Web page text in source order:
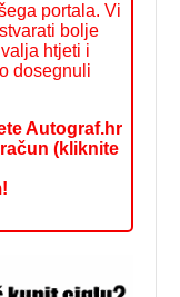
portala. Vi
bolje
htjeti i
dosegnuli
Autograf.hr
(kliknite